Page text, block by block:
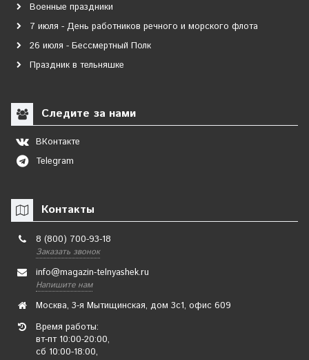
Военные праздники
7 июля - День работников речного и морского флота
26 июля - Бессмертный Полк
Праздник в тельняшке
Следите за нами
ВКонтакте
Telegram
Контакты
8 (800) 700-93-18
Заказать звонок
info@magazin-telnyashek.ru
Напишите нам
Москва, 3-я Мытищинская, дом 3с1, офис 609
Время работы:
вт-пт 10:00-20:00,
сб 10:00-18:00,